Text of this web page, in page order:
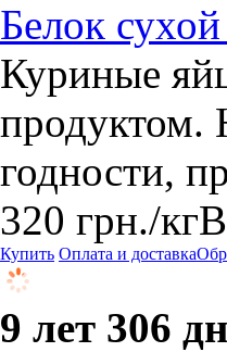
Белок
Куриные
продуктом.
годности,
320 грн./кг
Купить Оплата и доставка
9 лет 306